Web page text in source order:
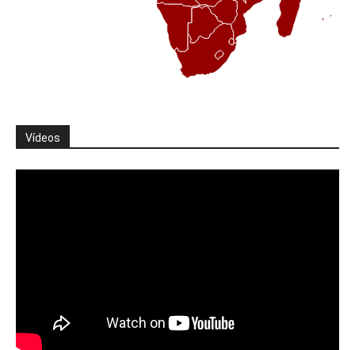
Vídeos